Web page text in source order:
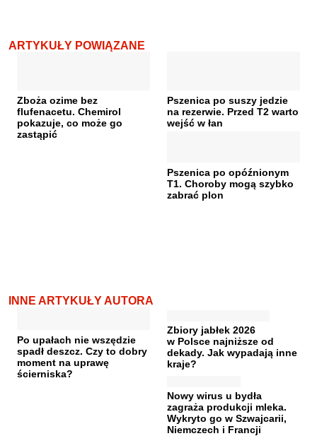
ARTYKUŁY POWIĄZANE
Zboża ozime bez
flufenacetu. Chemirol
pokazuje, co może go
zastąpić
Pszenica po suszy jedzie
na rezerwie. Przed T2 warto
wejść w łan
Pszenica po opóźnionym
T1. Choroby mogą szybko
zabrać plon
INNE ARTYKUŁY AUTORA
Po upałach nie wszędzie
spadł deszcz. Czy to dobry
moment na uprawę
ścierniska?
Zbiory jabłek 2026
w Polsce najniższe od
dekady. Jak wypadają inne
kraje?
Nowy wirus u bydła
zagraża produkcji mleka.
Wykryto go w Szwajcarii,
Niemczech i Francji